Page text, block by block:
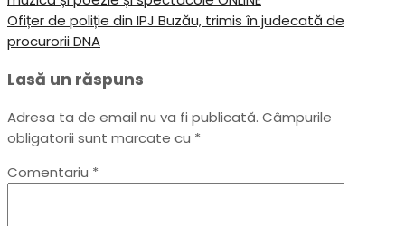
articole
Next
Post
Ofițer de poliție din IPJ Buzău, trimis în judecată de
procurorii DNA
Lasă un răspuns
Adresa ta de email nu va fi publicată. Câmpurile
obligatorii sunt marcate cu *
Comentariu *